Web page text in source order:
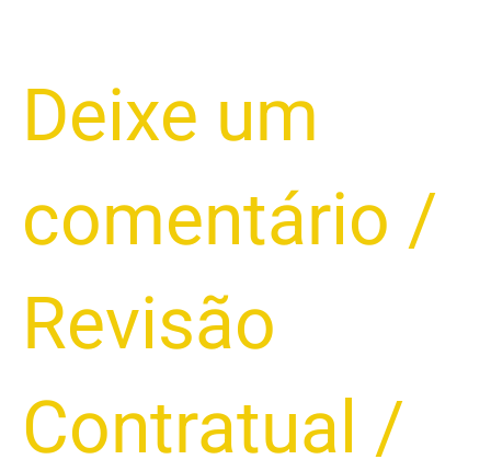
Deixe um
comentário /
Revisão
Contratual /
Essenciais
de
ao
Usar
de
Banco
no